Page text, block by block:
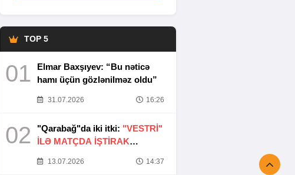
TOP 5
01
Elmar Baxşıyev: “Bu nəticə
hamı üçün gözlənilməz oldu”
31.07.2026 16:26
02 "Qarabağ"da iki itki: "VESTRİ"
İLƏ MATÇDA İŞTİRAK
13.07.2026 14:37